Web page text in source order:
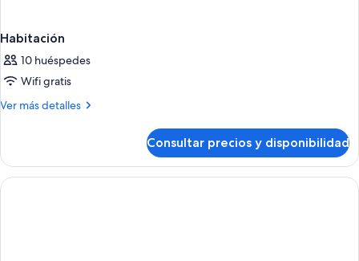
Habitación
10 huéspedes
Wifi gratis
Ver más detalles
Más
Consultar precios y disponibilidad